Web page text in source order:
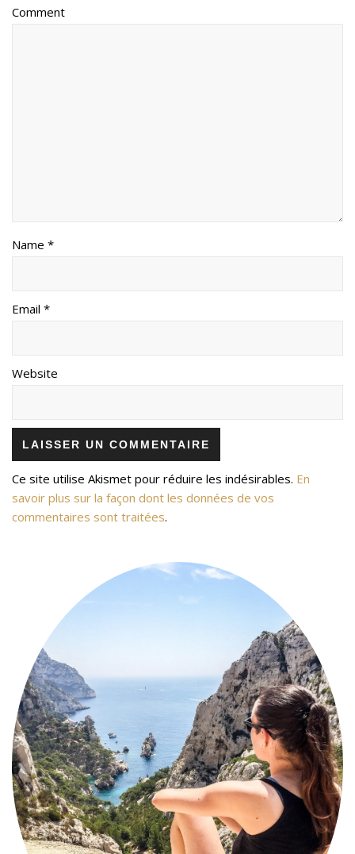
Comment
Name *
Email *
Website
Ce site utilise Akismet pour réduire les indésirables. En
savoir plus sur la façon dont les données de vos
commentaires sont traitées.